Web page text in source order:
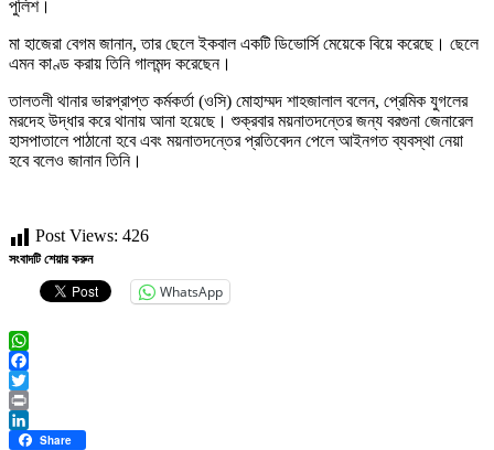
পুলিশ।
মা হাজেরা বেগম জানান, তার ছেলে ইকবাল একটি ডিভোর্সি মেয়েকে বিয়ে করেছে। ছেলে
এমন কাণ্ড করায় তিনি গালমন্দ করেছেন।
তালতলী থানার ভারপ্রাপ্ত কর্মকর্তা (ওসি) মোহাম্মদ শাহজালাল বলেন, প্রেমিক যুগলের
মরদেহ উদ্ধার করে থানায় আনা হয়েছে। শুক্রবার ময়নাতদন্তের জন্য বরগুনা জেনারেল
হাসপাতালে পাঠানো হবে এবং ময়নাতদন্তের প্রতিবেদন পেলে আইনগত ব্যবস্থা নেয়া
হবে বলেও জানান তিনি।
Post Views: 426
সংবাদটি শেয়ার করুন
WhatsApp
WhatsApp
Facebook
Twitter
Print
LinkedIn
Share